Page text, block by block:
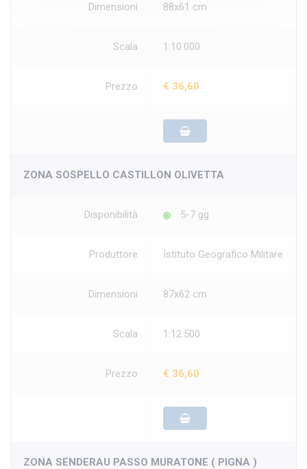
Dimensioni 88x61 cm
Scala 1:10.000
Prezzo € 36,60
ZONA SOSPELLO CASTILLON OLIVETTA
Disponibilità 5-7 gg
Produttore Istituto Geografico Militare
Dimensioni 87x62 cm
Scala 1:12.500
Prezzo € 36,60
ZONA SENDERAU PASSO MURATONE ( PIGNA )